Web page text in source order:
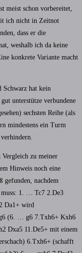
meist schon vorbereitet,
ich nicht in Zeitnot
dass er die
weshalb ich da keine
konkrete Variante macht
Schwarz hat kein
unterstütze verbundene
sechsten Reihe (als
mindestens ein Turm
zu meiner
Hinweis noch eine
gefunden, nachdem
muss: 1. … Tc7 2.De3
Da1+ wird
(6. … g6 7.Txh6+ Kxh6
Dxa5 11.De5+ mit einem
6.Txh6+ (schafft